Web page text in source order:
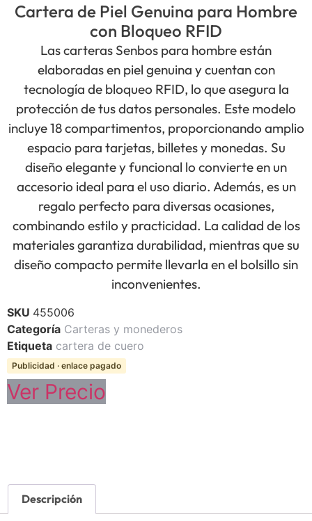
Cartera de Piel Genuina para Hombre
con Bloqueo RFID
Las carteras Senbos para hombre están
elaboradas en piel genuina y cuentan con
tecnología de bloqueo RFID, lo que asegura la
protección de tus datos personales. Este modelo
incluye 18 compartimentos, proporcionando amplio
espacio para tarjetas, billetes y monedas. Su
diseño elegante y funcional lo convierte en un
accesorio ideal para el uso diario. Además, es un
regalo perfecto para diversas ocasiones,
combinando estilo y practicidad. La calidad de los
materiales garantiza durabilidad, mientras que su
diseño compacto permite llevarla en el bolsillo sin
inconvenientes.
SKU 455006
Categoría Carteras y monederos
Etiqueta cartera de cuero
Publicidad · enlace pagado
Ver Precio
Descripción